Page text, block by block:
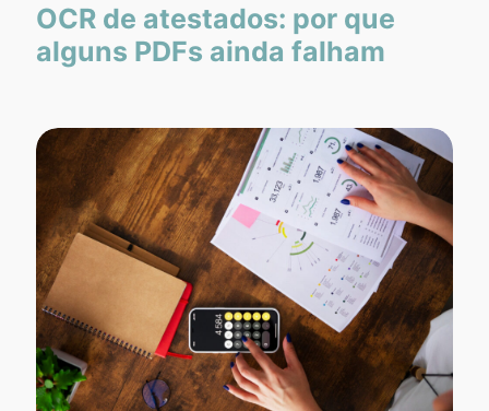
OCR de atestados: por que
alguns PDFs ainda falham